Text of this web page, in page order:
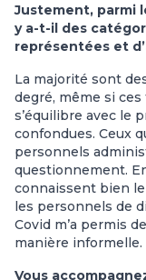
Justement, parmi
y a-t-il des
représentées et
La majorité sont
degré, même si
s’équilibre avec le
confondues. Ceux
personnels
questionnement.
connaissent bien
les personnels de
Covid m’a permis
manière informelle.
Vous